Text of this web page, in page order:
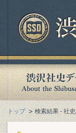
トップ 検索結果 - 社